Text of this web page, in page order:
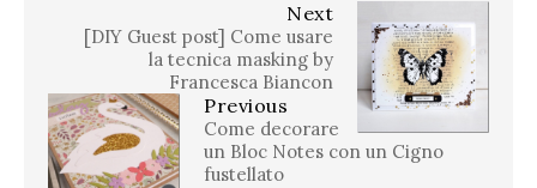
Next
[DIY Guest post] Come usare
la tecnica masking by
Francesca Biancon
Previous
Come decorare
un Bloc Notes con un Cigno
fustellato